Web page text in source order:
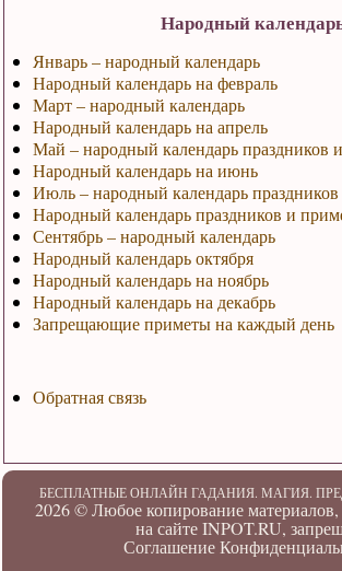
Народный
Январь – народный календарь
Народный календарь на февраль
Март – народный календарь
Народный календарь на апрель
Май – народный календарь праздников
Народный календарь на июнь
Июль – народный календарь
Народный календарь праздников и
Сентябрь – народный календарь
Народный календарь октября
Народный календарь на ноябрь
Народный календарь на декабрь
Запрещающие приметы на каждый день
Обратная связь
БЕСПЛАТНЫЕ ОНЛАЙН ГАДАНИЯ. МАГИЯ.
2026 ©Любое копирование
на сайте INPOT.RU,
Соглашение